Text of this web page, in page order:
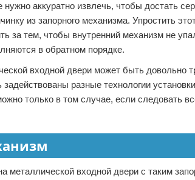
аккуратно извлечь, чтобы достать
из запорного механизма. Упростить
за тем, чтобы внутренний механизм не
в обратном порядке.
входной двери может быть довольно
разные технологии
только в том случае, если следовать
металлической входной двери с таким